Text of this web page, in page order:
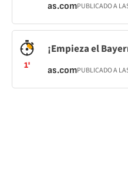
as.comPUBLICADO A
1'
¡Empieza el
as.comPUBLICADO A